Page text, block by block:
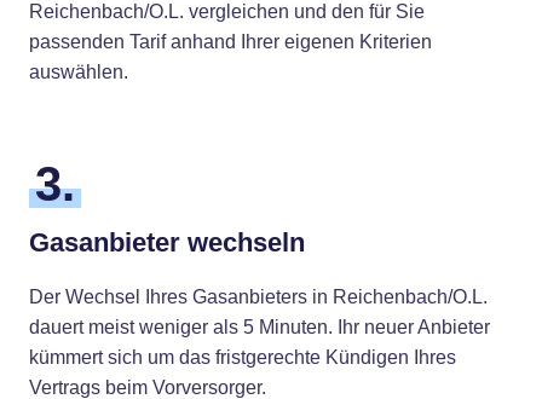
Reichenbach/O.L. vergleichen und den für Sie
passenden Tarif anhand Ihrer eigenen Kriterien
auswählen.
3.
Gasanbieter wechseln
Der Wechsel Ihres Gasanbieters in Reichenbach/O.L.
dauert meist weniger als 5 Minuten. Ihr neuer Anbieter
kümmert sich um das fristgerechte Kündigen Ihres
Vertrags beim Vorversorger.